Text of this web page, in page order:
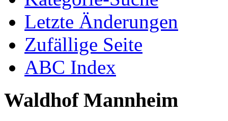
Letzte Änderungen
Zufällige Seite
ABC Index
Waldhof Mannheim